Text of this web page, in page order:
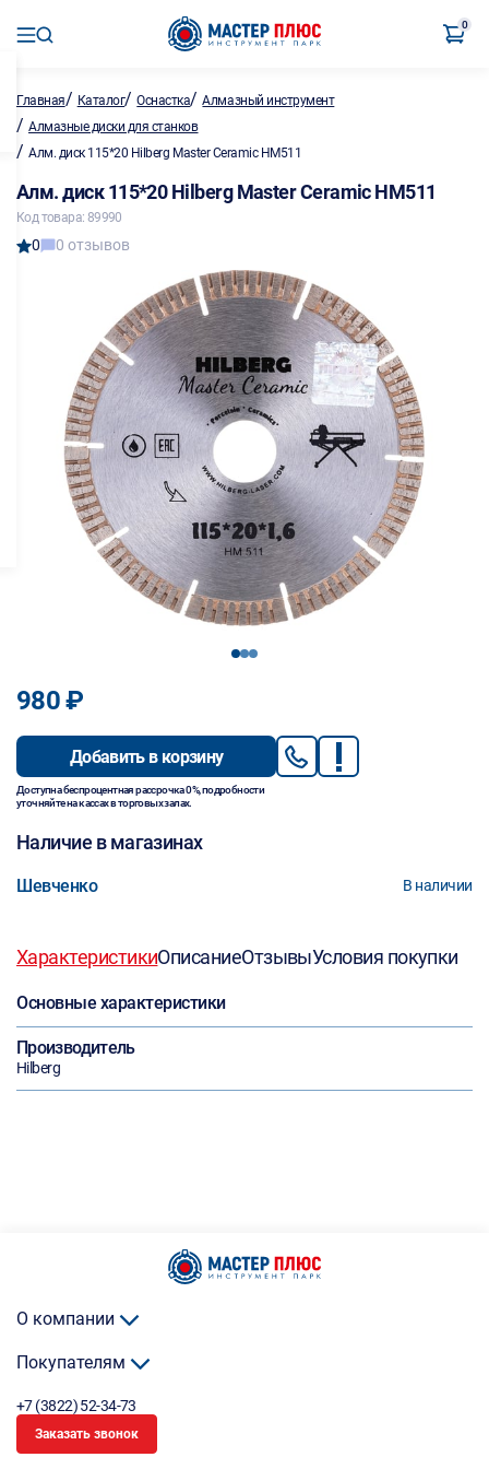
0
Главная/ Каталог/Оснастка/Алмазный инструмент
/ Алмазные диски для станков
/ Алм. диск 115*20 Hilberg Master Ceramic HM511
Алм. диск 115*20 Hilberg Master Ceramic HM511
Код товара: 89990
0 0 отзывов
123
980 ₽
Добавить в корзину
Доступна беспроцентная рассрочка 0%, подробности
уточняйте на кассах в торговых залах.
Наличие в магазинах
Шевченко В наличии
ХарактеристикиОписаниеОтзывыУсловия покупки
Основные характеристики
Производитель
Hilberg
О компании
Покупателям
+7 (3822) 52-34-73
Заказать звонок